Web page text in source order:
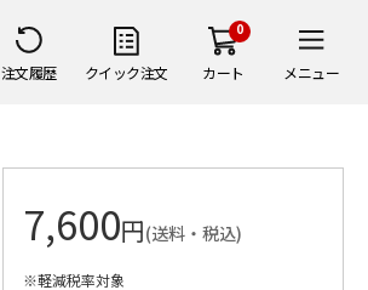
注文履歴 クイック注文
0
カート メニュー
7,600円(送料・税込)
※軽減税率対象